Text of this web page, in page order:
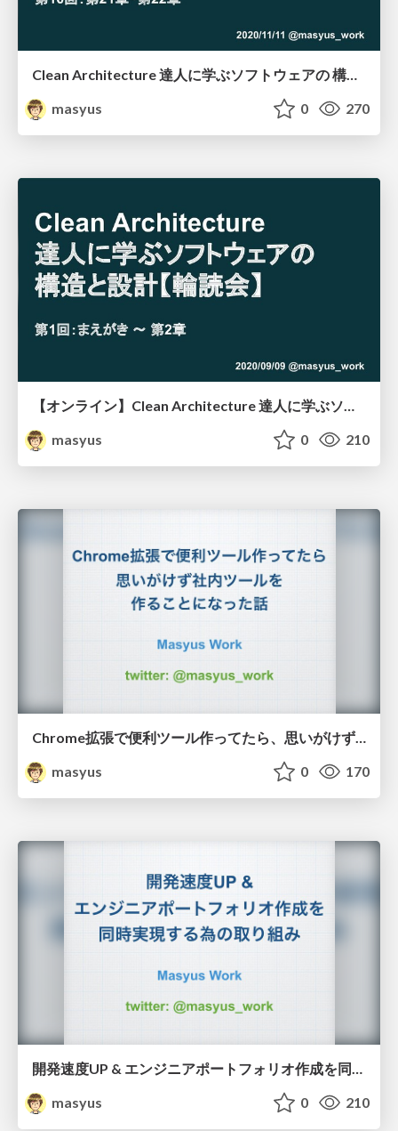
Clean Architecture 達人に学ぶソフトウェアの 構造と設計_第10回
masyus
0 270
【オンライン】Clean Architecture 達人に学ぶソフトウェアの構造と設計 輪読会 #1
masyus
0 210
Chrome拡張で便利ツール作ってたら、思いがけず社内ツールを作ることになった話
masyus
0 170
開発速度UP & エンジニアポートフォリオ作成を同時実現する為の取り組み
masyus
0 210